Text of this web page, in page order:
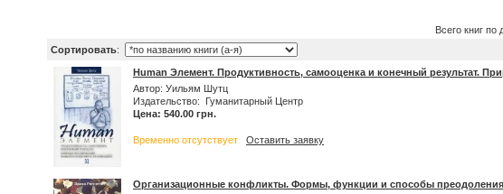
Всего книг по
Сортировать:
Human Элемент. Продуктивность, самооценка и конечный результат.
Автор: Уильям Шутц
Издательство: Гуманитарный Центр
Цена: 540.00 грн.
Временно отсутствует Оставить заявку
Организационные конфликты. Формы, функции и способы преодоления